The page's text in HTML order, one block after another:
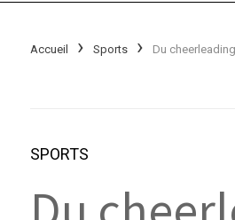
Accueil Sports Du
SPORTS